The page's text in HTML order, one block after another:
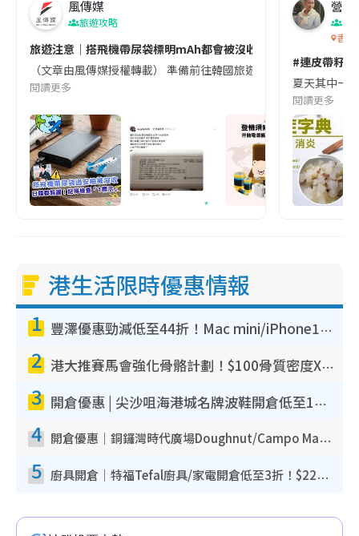
風傳媒
旅遊攻略
旅遊注意｜搭飛機帶尿袋標明mAh都會被沒收😱出發前切記檢查
（文章由風傳媒授權轉載） 準備前往韓國旅遊的民眾，近期要
閱讀更多
營養
香港
#連皮帶籽
夏天其中一
閱讀更多
港生活限時優惠情報
1 豐澤優惠勁減低至44折！Mac mini/iPhone17Pro大減價！廚房家電$220起
2 港大推賽馬會強化骨骼計劃！$100骨質密度X光檢查 完成免費運動訓練送超市禮券！附參加資格
3 開倉優惠 | 尖沙咀海港城名牌波鞋開倉低至1折！On鞋$899起／Joy&Peace鞋履$98起
4 開倉優惠｜銅鑼灣時代廣場Doughnut/Campo Marzio開倉低至1折！背囊、書包、手袋劈價$200起
5 廚具開倉｜特福Tefal廚具/家電開倉低至3折！$220起買平底鍋/炒鑊/湯煲！電飯煲/吸塵機/燙斗$418起